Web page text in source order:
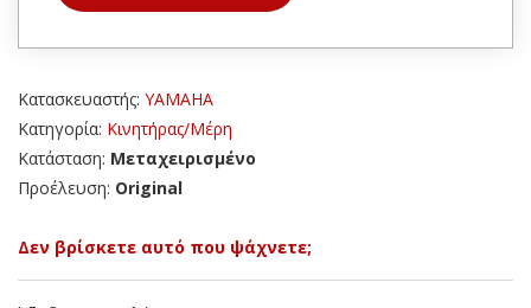
Κατασκευαστής: YAMAHA
Κατηγορία: Κινητήρας/Μέρη
Κατάσταση: Μεταχειρισμένο
Προέλευση: Original
Δεν βρίσκετε αυτό που ψάχνετε;